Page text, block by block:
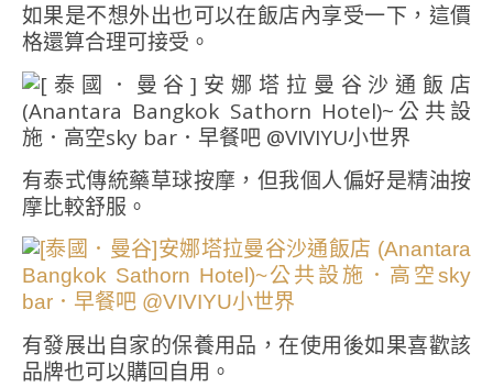
如果是不想外出也可以在飯店內享受一下，這價
格還算合理可接受。
有泰式傳統藥草球按摩，但我個人偏好是精油按
摩比較舒服。
有發展出自家的保養用品，在使用後如果喜歡該
品牌也可以購回自用。